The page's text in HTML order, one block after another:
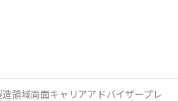
領域両面キャリアアドバイザープレ